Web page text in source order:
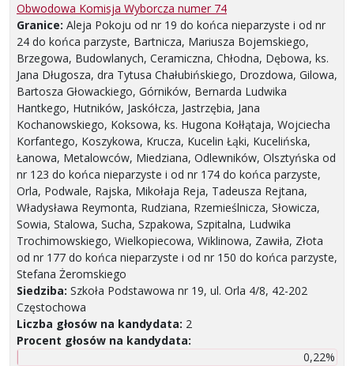
Obwodowa Komisja Wyborcza numer 74
Granice: Aleja Pokoju od nr 19 do końca nieparzyste i od nr
24 do końca parzyste, Bartnicza, Mariusza Bojemskiego,
Brzegowa, Budowlanych, Ceramiczna, Chłodna, Dębowa, ks.
Jana Długosza, dra Tytusa Chałubińskiego, Drozdowa, Gilowa,
Bartosza Głowackiego, Górników, Bernarda Ludwika
Hantkego, Hutników, Jaskółcza, Jastrzębia, Jana
Kochanowskiego, Koksowa, ks. Hugona Kołłątaja, Wojciecha
Korfantego, Koszykowa, Krucza, Kucelin Łąki, Kucelińska,
Łanowa, Metalowców, Miedziana, Odlewników, Olsztyńska od
nr 123 do końca nieparzyste i od nr 174 do końca parzyste,
Orla, Podwale, Rajska, Mikołaja Reja, Tadeusza Rejtana,
Władysława Reymonta, Rudziana, Rzemieślnicza, Słowicza,
Sowia, Stalowa, Sucha, Szpakowa, Szpitalna, Ludwika
Trochimowskiego, Wielkopiecowa, Wiklinowa, Zawiła, Złota
od nr 177 do końca nieparzyste i od nr 150 do końca parzyste,
Stefana Żeromskiego
Siedziba: Szkoła Podstawowa nr 19, ul. Orla 4/8, 42-202
Częstochowa
Liczba głosów na kandydata: 2
Procent głosów na kandydata:
0,22%